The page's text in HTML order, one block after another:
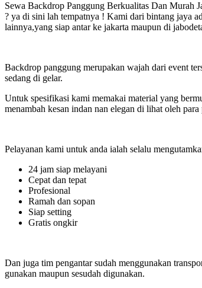
Sewa Backdrop Panggung Berkualitas Dan Murah
? ya di sini lah tempatnya ! Kami dari bintang jaya
lainnya,yang siap antar ke jakarta maupun di
Backdrop panggung merupakan wajah dari event
sedang di gelar.
Untuk spesifikasi kami memakai material yang
menambah kesan indan nan elegan di lihat oleh
Pelayanan kami untuk anda ialah selalu
24 jam siap melayani
Cepat dan tepat
Profesional
Ramah dan sopan
Siap setting
Gratis ongkir
Dan juga tim pengantar sudah menggunakan
gunakan maupun sesudah digunakan.